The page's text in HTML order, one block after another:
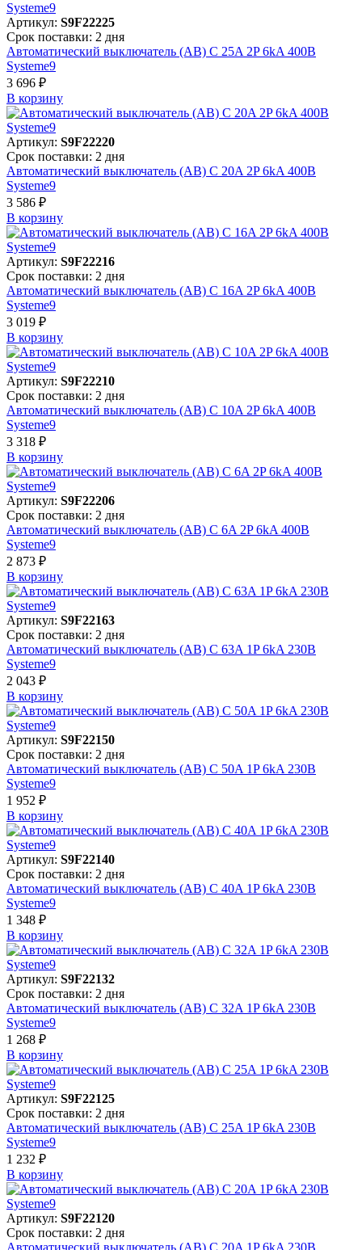
Артикул: S9F22225
Срок поставки: 2 дня
Автоматический выключатель (АВ) C 25A 2P 6kA 400В
Systeme9
3 696 ₽
В корзинy
Артикул: S9F22220
Срок поставки: 2 дня
Автоматический выключатель (АВ) C 20A 2P 6kA 400В
Systeme9
3 586 ₽
В корзинy
Артикул: S9F22216
Срок поставки: 2 дня
Автоматический выключатель (АВ) C 16A 2P 6kA 400В
Systeme9
3 019 ₽
В корзинy
Артикул: S9F22210
Срок поставки: 2 дня
Автоматический выключатель (АВ) C 10A 2P 6kA 400В
Systeme9
3 318 ₽
В корзинy
Артикул: S9F22206
Срок поставки: 2 дня
Автоматический выключатель (АВ) C 6A 2P 6kA 400В
Systeme9
2 873 ₽
В корзинy
Артикул: S9F22163
Срок поставки: 2 дня
Автоматический выключатель (АВ) C 63A 1P 6kA 230В
Systeme9
2 043 ₽
В корзинy
Артикул: S9F22150
Срок поставки: 2 дня
Автоматический выключатель (АВ) C 50A 1P 6kA 230В
Systeme9
1 952 ₽
В корзинy
Артикул: S9F22140
Срок поставки: 2 дня
Автоматический выключатель (АВ) C 40A 1P 6kA 230В
Systeme9
1 348 ₽
В корзинy
Артикул: S9F22132
Срок поставки: 2 дня
Автоматический выключатель (АВ) C 32A 1P 6kA 230В
Systeme9
1 268 ₽
В корзинy
Артикул: S9F22125
Срок поставки: 2 дня
Автоматический выключатель (АВ) C 25A 1P 6kA 230В
Systeme9
1 232 ₽
В корзинy
Артикул: S9F22120
Срок поставки: 2 дня
Автоматический выключатель (АВ) C 20A 1P 6kA 230В